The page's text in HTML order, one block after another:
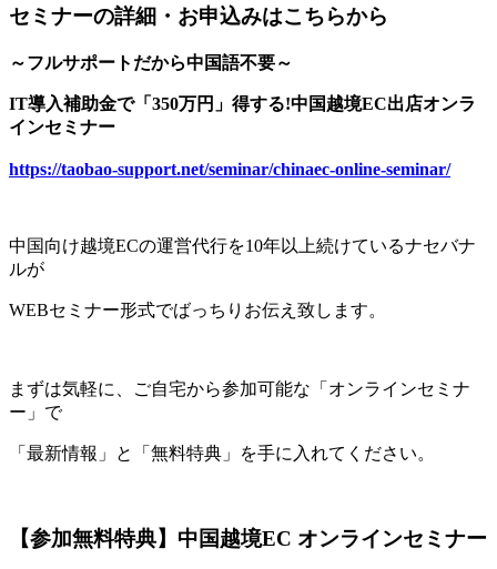
セミナーの詳細・お申込みはこちらから
～フルサポートだから中国語不要～
IT導入補助金で「350万円」得する!中国越境EC出店オンラ
インセミナー
https://taobao-support.net/seminar/chinaec-online-seminar/
中国向け越境ECの運営代行を10年以上続けているナセバナ
ルが
WEBセミナー形式でばっちりお伝え致します。
まずは気軽に、ご自宅から参加可能な「オンラインセミナ
ー」で
「最新情報」と「無料特典」を手に入れてください。
【参加無料特典】中国越境EC オンラインセミナー